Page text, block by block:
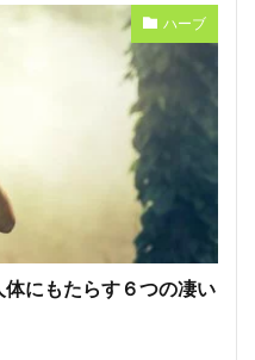
ハーブ
にもたらす６つの凄い